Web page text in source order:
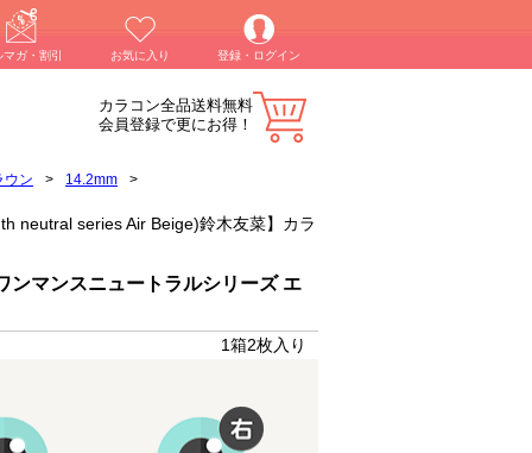
ガ・割引 お気に入り 登録・ログイン
カラコン全品送料無料
会員登録で更にお得！
ウン > 14.2mm >
neutral series Air Beige)鈴木友菜】カラ
ンマンスニュートラルシリーズ エ
1箱2枚入り